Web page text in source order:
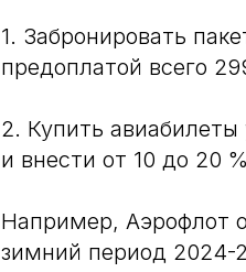
1. Забронировать
предоплатой всего
2. Купить
и внести от 10 до 20
Например, Аэрофлот
зимний период 2024-